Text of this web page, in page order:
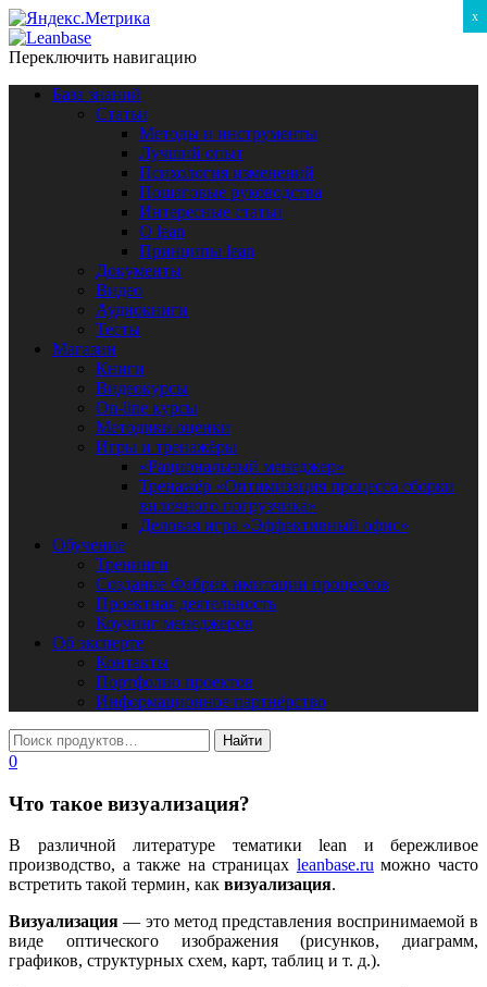
Переключить навигацию
База знаний
Статьи
Методы и инструменты
Лучший опыт
Психология изменений
Пошаговые руководства
Интересные статьи
O lean
Принципы lean
Документы
Видео
Аудиокниги
Тесты
Магазин
Книги
Видеокурсы
On-line курсы
Методики оценки
Игры и тренажёры
«Рациональный менеджер»
Тренажёр «Оптимизация процесса сборки
вилочного погрузчика»
Деловая игра «Эффективный офис»
Обучение
Тренинги
Создание Фабрик имитации процессов
Проектная деятельность
Коучинг менеджеров
Об эксперте
Контакты
Портфолио проектов
Информационное партнёрство
0
Что такое визуализация?
В различной литературе тематики lean и бережливое
производство, а также на страницах leanbase.ruможно часто
встретить такой термин, как визуализация.
Визуализация — это метод представления воспринимаемой в
виде оптического изображения (рисунков, диаграмм,
графиков, структурных схем, карт, таблиц и т. д.).
x